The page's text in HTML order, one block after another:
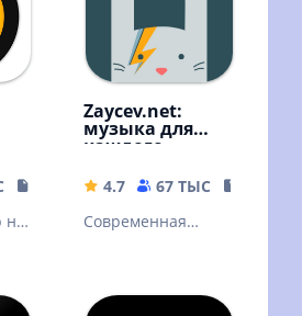
19.34 MB
на
Zaycev.net:
музыка для
каждого
4.7 67 ТЫС
Современная